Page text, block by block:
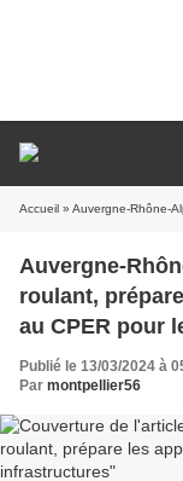
Accueil » Auvergne-Rhône-Alpes paie
Auvergne-
roulant,
au CPER pour
Publié le 13/03/2024 à
Par montpellier56